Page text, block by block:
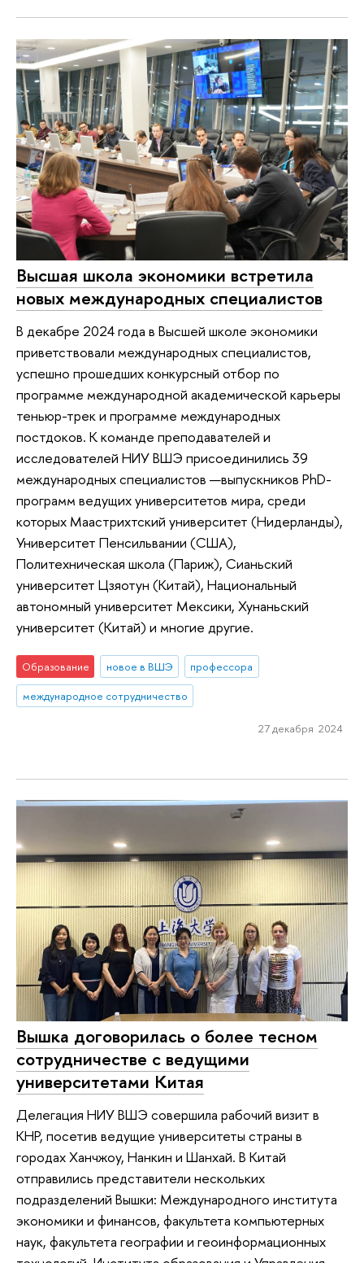
Высшая школа экономики встретила
новых международных специалистов
В декабре 2024 года в Высшей школе экономики
приветствовали международных специалистов,
успешно прошедших конкурсный отбор по
программе международной академической карьеры
теньюр-трек и программе международных
постдоков. К команде преподавателей и
исследователей НИУ ВШЭ присоединились 39
международных специалистов —выпускников PhD-
программ ведущих университетов мира, среди
которых Маастрихтский университет (Нидерланды),
Университет Пенсильвании (США),
Политехническая школа (Париж), Сианьский
университет Цзяотун (Китай), Национальный
автономный университет Мексики, Хунаньский
университет (Китай) и многие другие.
Образование новое в ВШЭ
профессора
международное сотрудничество
27 декабря 2024
Вышка договорилась о более тесном
сотрудничестве с ведущими
университетами Китая
Делегация НИУ ВШЭ совершила рабочий визит в
КНР, посетив ведущие университеты страны в
городах Ханчжоу, Нанкин и Шанхай. В Китай
отправились представители нескольких
подразделений Вышки: Международного института
экономики и финансов, факультета компьютерных
наук, факультета географии и геоинформационных